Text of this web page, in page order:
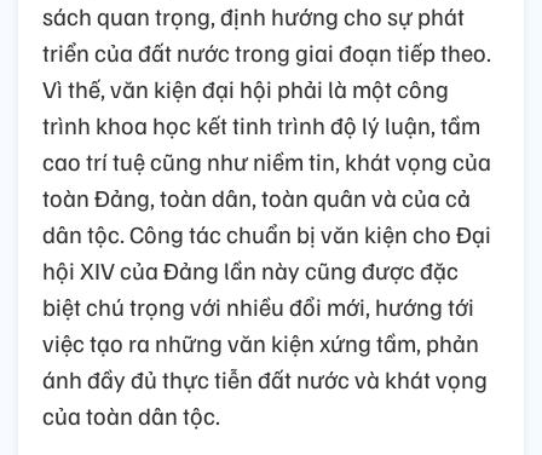
sách quan trọng, định hướng cho sự phát
triển của đất nước trong giai đoạn tiếp theo.
Vì thế, văn kiện đại hội phải là một công
trình khoa học kết tinh trình độ lý luận, tầm
cao trí tuệ cũng như niềm tin, khát vọng của
toàn Đảng, toàn dân, toàn quân và của cả
dân tộc. Công tác chuẩn bị văn kiện cho Đại
hội XIV của Đảng lần này cũng được đặc
biệt chú trọng với nhiều đổi mới, hướng tới
việc tạo ra những văn kiện xứng tầm, phản
ánh đầy đủ thực tiễn đất nước và khát vọng
của toàn dân tộc.